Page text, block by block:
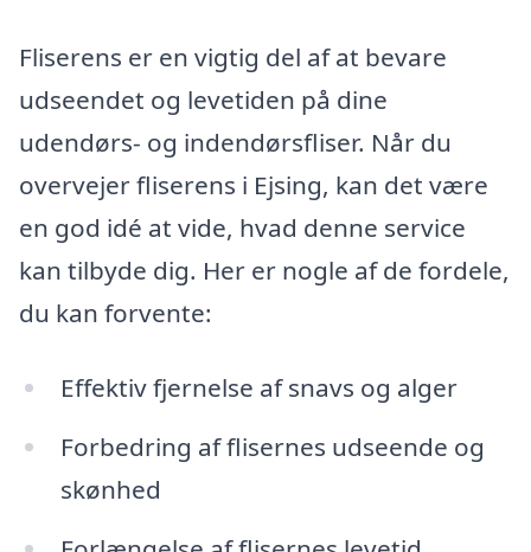
Fliserens er en vigtig del af at bevare
udseendet og levetiden på dine
udendørs- og indendørsfliser. Når du
overvejer fliserens i Ejsing, kan det være
en god idé at vide, hvad denne service
kan tilbyde dig. Her er nogle af de fordele,
du kan forvente:
Effektiv fjernelse af snavs og alger
Forbedring af flisernes udseende og
skønhed